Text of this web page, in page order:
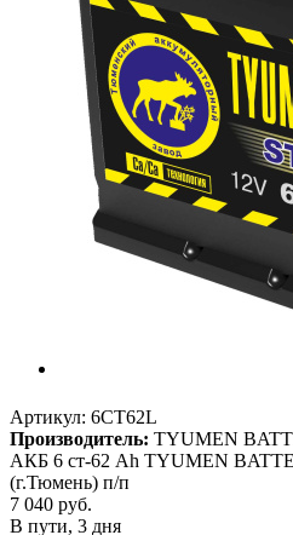
Артикул: 6CT62L
Производитель: TYUMEN
АКБ 6 ст-62 Ah TYUMEN
(г.Тюмень) п/п
7 040 руб.
В пути, 3 дня